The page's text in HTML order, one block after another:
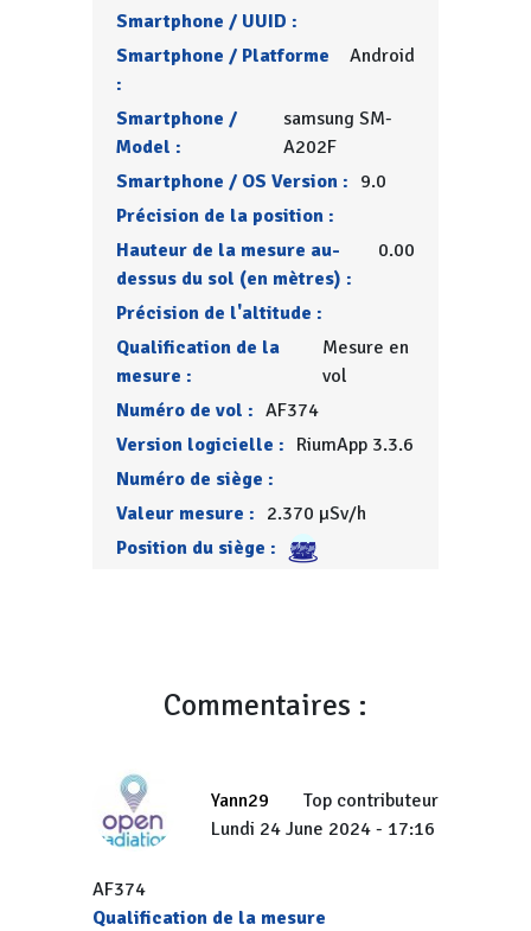
Smartphone / UUID :
Smartphone / Platforme
:
Android
Smartphone /
Model :
samsung SM-
A202F
Smartphone / OS Version : 9.0
Précision de la position :
Hauteur de la mesure au-
dessus du sol (en mètres) :
0.00
Précision de l'altitude :
Qualification de la
mesure :
Mesure en
vol
Numéro de vol : AF374
Version logicielle : RiumApp 3.3.6
Numéro de siège :
Valeur mesure : 2.370 µSv/h
Position du siège :
Commentaires :
Yann29
Top contributeur
Lundi 24 June 2024 - 17:16
AF374
Qualification de la mesure